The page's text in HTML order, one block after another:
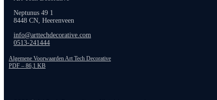
Neptunus 49 1
8448 CN, Heerenveen
info@arttechdecorative.com
0513-241444
Algemene Voorwaarden Art Tech Decorative
PDF – 86,1 KB